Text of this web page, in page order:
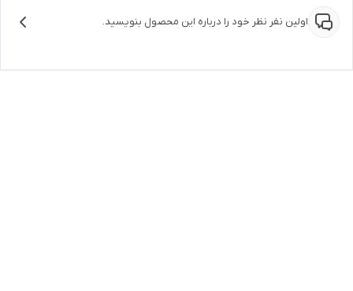
اولین نفر نظر خود را درباره این محصول بنویسید.